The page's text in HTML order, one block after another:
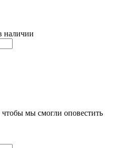
наличии
мы смогли оповестить